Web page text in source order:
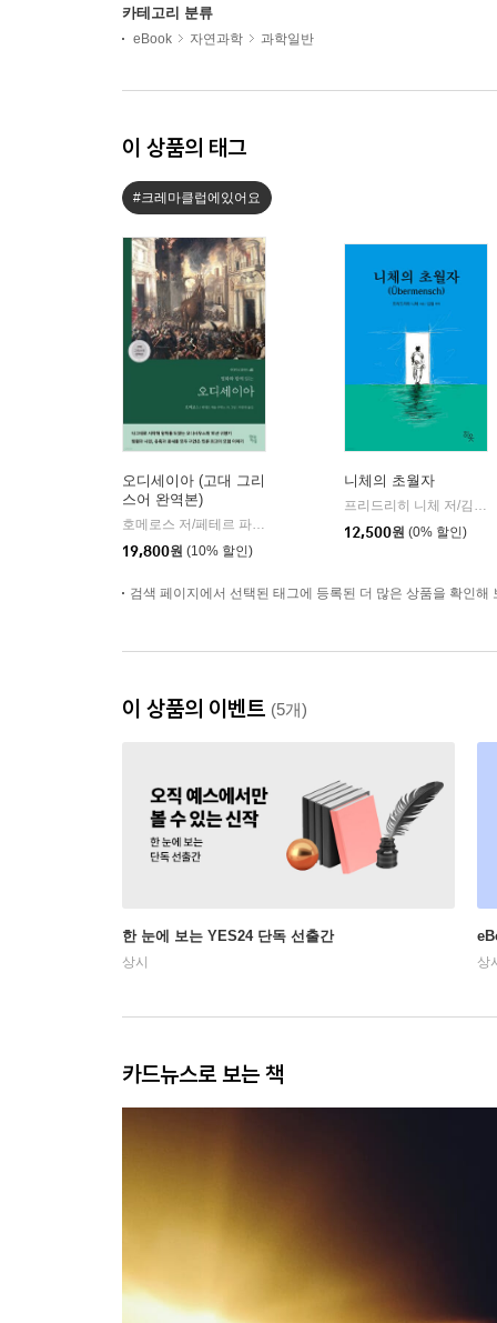
카테고리 분류
eBook 자연과학 과학일반
이 상품의 태그
#크레마클럽에있어요
오디세이아 (고대 그리
스어 완역본)
| 현대지성
19,800원 (10% 할인)
니체의 초월자
12,500원 (0% 할인)
검색 페이지에서 선택된 태그에 등록된 더 많은 상품을 확인해
이 상품의 이벤트 (5개)
한 눈에 보는 YES24 단독 선출간
상시 상
카드뉴스로 보는 책